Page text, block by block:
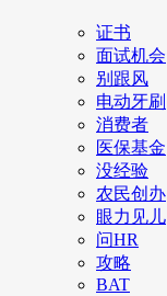
证书
面试机会
别跟风
电动牙刷
消费者
医保基金
没经验
农民创办
眼力见儿
问HR
攻略
BAT